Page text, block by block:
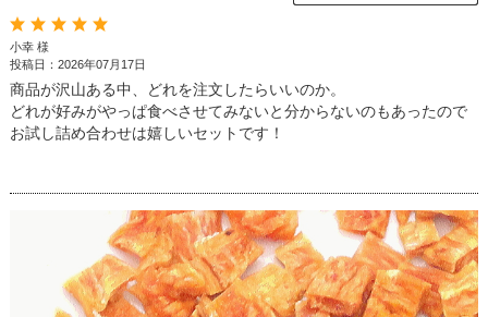
小幸 様
投稿日：2026年07月17日
商品が沢山ある中、どれを注文したらいいのか。
どれが好みがやっぱ食べさせてみないと分からないのもあったので
お試し詰め合わせは嬉しいセットです！